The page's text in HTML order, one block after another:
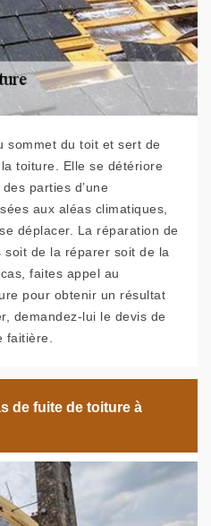
sommet du toit et sert de
toiture. Elle se détériore
parties d’une
aux aléas climatiques,
déplacer. La réparation de
de la réparer soit de la
faites appel au
pour obtenir un résultat
demandez-lui le devis de
de fuite de toiture à